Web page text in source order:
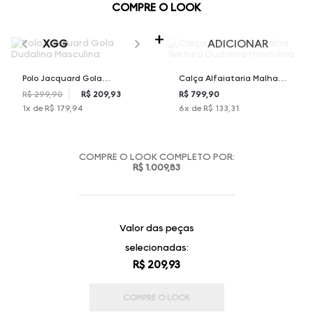
COMPRE O LOOK
XGG
Polo Jacquard Gola
Dudalina Masculina
R$ 299,90
R$ 209,93
1x de R$ 179,94
ADICIONAR
Calça Alfaiataria Malha
Textura Dudalina Masculina
R$ 799,90
6x de R$ 133,31
COMPRE O LOOK COMPLETO POR:
R$ 1.009,83
Valor das peças
selecionadas:
R$ 209,93
COMPRE O LOOK